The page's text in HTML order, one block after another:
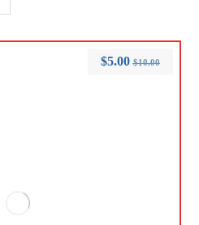
$10.00
$5.00